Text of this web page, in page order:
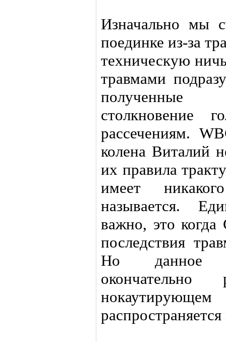
Изначально мы
поединке из-за
техническую
травмами
полученные
столкновение
рассечениям.
колена Виталий
их правила
имеет
называется.
важно, это когда
последствия
Но данное